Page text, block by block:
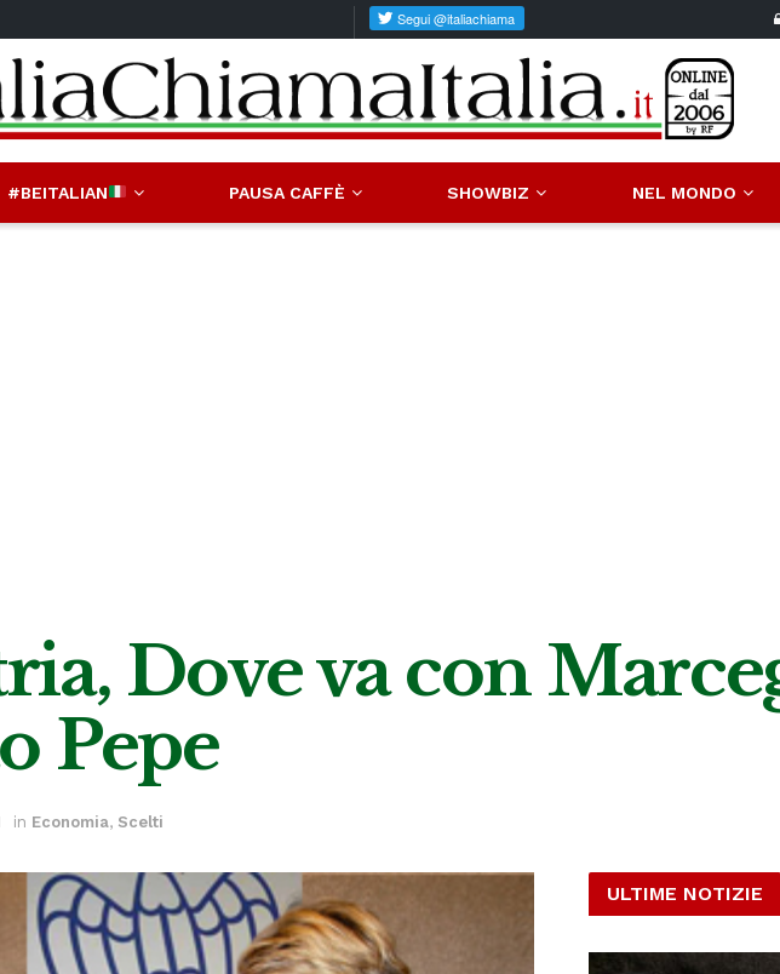
#BEITALIAN PAUSA CAFFÈ SHOWBIZ NEL MONDO
Dove va con
Pepe
in Economia, Scelti
ULTIME NOTIZIE